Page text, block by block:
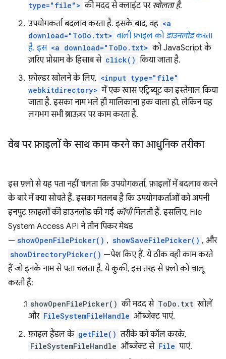
type="file"> की मदद से क्लाइंट पर खोलता है.
उपयोगकर्ता बदलाव करता है. इसके बाद, वह <a
download="ToDo.txt> वाली फ़ाइल को डाउनलोडकरता
है. इस <a download="ToDo.txt> को JavaScript के
ज़रिए प्रोग्राम के हिसाब से click() किया जाता है.
फ़ोल्डर खोलने के लिए, <input type="file"
webkitdirectory> में एक खास एट्रिब्यूट का इस्तेमाल किया
जाता है. इसका नाम भले ही मालिकाना हक वाला हो, लेकिन यह
लगभग सभी ब्राउज़र पर काम करता है.
वेब पर फ़ाइलों के साथ काम करने का आधुनिक तरीका
इस फ़्लो से यह पता नहीं चलता कि उपयोगकर्ता, फ़ाइलों में बदलाव करने
के बारे में क्या सोचते हैं. इसका मतलब है कि उपयोगकर्ताओं को अपनी
इनपुट फ़ाइलों की डाउनलोड की गई कॉपीमिलती हैं. इसलिए, File
System Access API ने तीन पिकर मेथड
— showOpenFilePicker() , showSaveFilePicker() , और
showDirectoryPicker() —पेश किए हैं. ये ठीक वही काम करते
हैं जो इनके नाम से पता चलता है. ये कुकी, इस तरह से फ़्लो को चालू
करती हैं:
showOpenFilePicker() की मदद से ToDo.txt खोलें
और FileSystemFileHandle ऑब्जेक्ट पाएं.
फ़ाइल हैंडल के getFile() तरीके को कॉल करके,
FileSystemFileHandle ऑब्जेक्ट से File पाएं.